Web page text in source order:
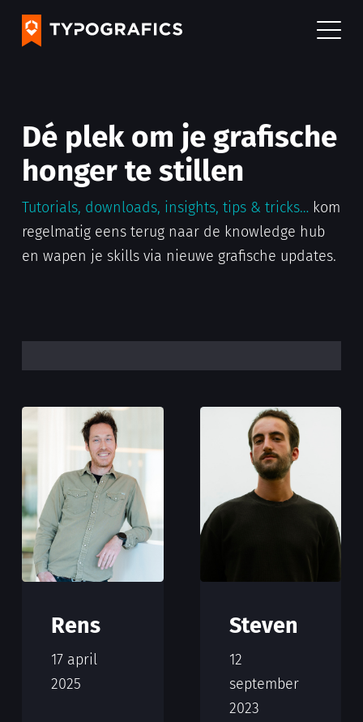
Dé plek om je grafische
honger te stillen
Tutorials, downloads, insights, tips & tricks… kom
regelmatig eens terug naar de knowledge hub
en wapen je skills via nieuwe grafische updates.
Rens
17 april
2025
Steven
12
september
2023